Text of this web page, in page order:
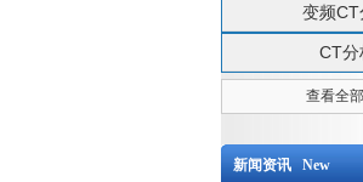
变频CT
CT分
查看全
新闻资讯 New